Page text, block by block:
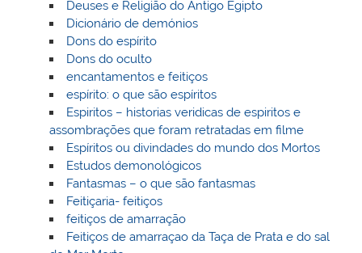
Deuses e Religião do Antigo Egipto
Dicionário de demónios
Dons do espírito
Dons do oculto
encantamentos e feitiços
espírito: o que são espíritos
Espiritos – historias veridicas de espiritos e
assombrações que foram retratadas em filme
Espíritos ou divindades do mundo dos Mortos
Estudos demonológicos
Fantasmas – o que são fantasmas
Feitiçaria- feitiços
feitiços de amarração
Feitiços de amarraçao da Taça de Prata e do sal